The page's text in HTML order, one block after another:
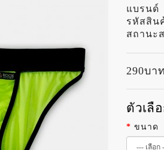
แบรนด์
รหัสสิน
สถานะ
290บาท
ตัวเลื
ขนาด